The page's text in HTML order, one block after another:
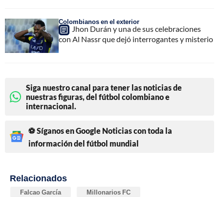
Colombianos en el exterior
Jhon Durán y una de sus celebraciones
con Al Nassr que dejó interrogantes y misterio
Siga nuestro canal para tener las noticias de
nuestras figuras, del fútbol colombiano e
internacional.
⚽ Síganos en Google Noticias con toda la
información del fútbol mundial
Relacionados
Falcao García Millonarios FC